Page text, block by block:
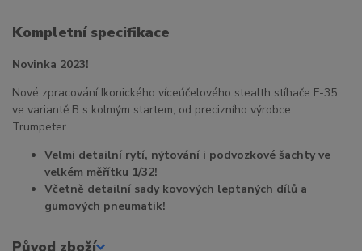
Kompletní specifikace
Novinka 2023!
Nové zpracování Ikonického víceúčelového stealth stíhače F-35
ve variantě B s kolmým startem, od precizního výrobce
Trumpeter.
Velmi detailní rytí, nýtování i podvozkové šachty ve
velkém měřítku 1/32!
Včetně detailní sady kovových leptaných dílů a
gumových pneumatik!